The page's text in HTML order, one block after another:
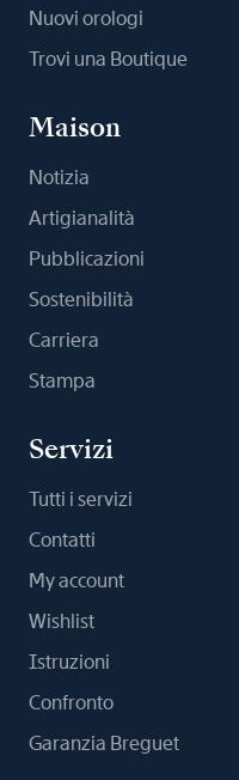
Nuovi orologi
Trovi una Boutique
Maison
Notizia
Artigianalità
Pubblicazioni
Sostenibilità
Carriera
Stampa
Servizi
Tutti i servizi
Contatti
My account
Wishlist
Istruzioni
Confronto
Garanzia Breguet